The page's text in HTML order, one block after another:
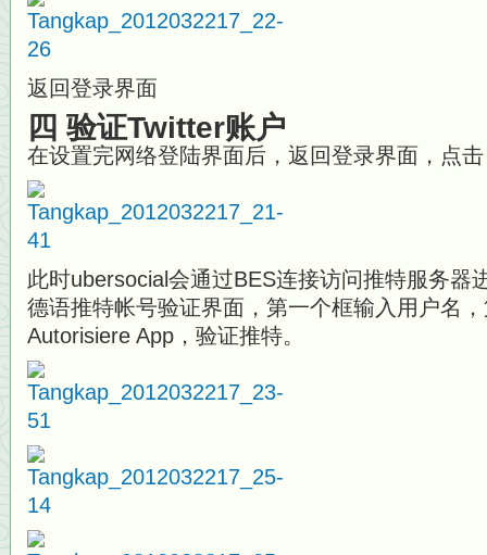
返回登录界面
四 验证Twitter账户
在设置完网络登陆界面后，返回登录界面，点
此时ubersocial会通过BES连接访问推特服务器
德语推特帐号验证界面，第一个框输入用户名
Autorisiere App，验证推特。